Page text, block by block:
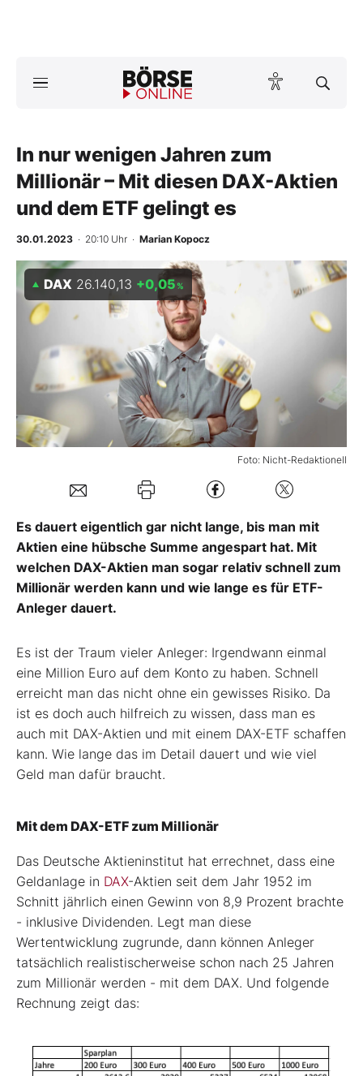
Anlageprodukte
Finanz-Check
Abo & Shop
BO-Musterdepots
Experten
Mein B:O
Mein Konto
Kontakt
In nur wenigen Jahren zum
Millionär – Mit diesen DAX-Aktien
und dem ETF gelingt es
30.01.2023 · 20:10 Uhr · Marian Kopocz
Foto: Nicht-Redaktionell
DAX 26.140,13 +0,05 %
Es dauert eigentlich gar nicht lange, bis man mit
Aktien eine hübsche Summe angespart hat. Mit
welchen DAX-Aktien man sogar relativ schnell zum
Millionär werden kann und wie lange es für ETF-
Anleger dauert.
Es ist der Traum vieler Anleger: Irgendwann einmal
eine Million Euro auf dem Konto zu haben. Schnell
erreicht man das nicht ohne ein gewisses Risiko. Da
ist es doch auch hilfreich zu wissen, dass man es
auch mit DAX-Aktien und mit einem DAX-ETF schaffen
kann. Wie lange das im Detail dauert und wie viel
Geld man dafür braucht.
Mit dem DAX-ETF zum Millionär
Das Deutsche Aktieninstitut hat errechnet, dass eine
Geldanlage in DAX-Aktien seit dem Jahr 1952 im
Schnitt jährlich einen Gewinn von 8,9 Prozent brachte
- inklusive Dividenden. Legt man diese
Wertentwicklung zugrunde, dann können Anleger
tatsächlich realistischerweise schon nach 25 Jahren
zum Millionär werden - mit dem DAX. Und folgende
Rechnung zeigt das: